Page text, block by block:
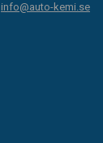
info@auto-kemi.se